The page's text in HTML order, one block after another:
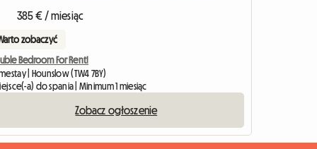
385 € / miesiąc
zobaczyć
Bedroom For Rent!
| Hounslow (TW4 7BY)
a) do spania | Minimum 1 miesiąc
Zobacz ogłoszenie